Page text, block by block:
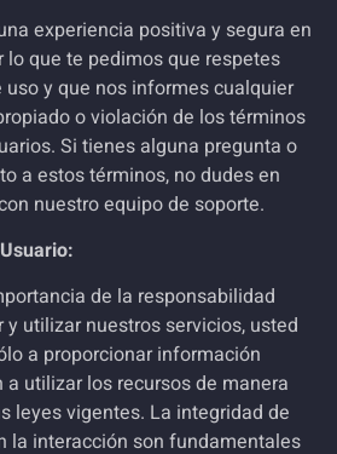
experiencia positiva y segura en
lo que te pedimos que respetes
y que nos informes cualquier
o violación de los términos
Si tienes alguna pregunta o
a estos términos, no dudes en
nuestro equipo de soporte.
de la responsabilidad
utilizar nuestros servicios, usted
a proporcionar información
utilizar los recursos de manera
leyes vigentes. La integridad de
la interacción son fundamentales